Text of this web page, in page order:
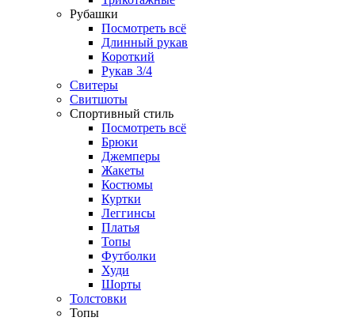
Рубашки
Посмотреть всё
Длинный рукав
Короткий
Рукав 3/4
Свитеры
Свитшоты
Спортивный стиль
Посмотреть всё
Брюки
Джемперы
Жакеты
Костюмы
Куртки
Леггинсы
Платья
Топы
Футболки
Худи
Шорты
Толстовки
Топы